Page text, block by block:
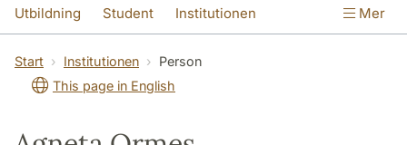
Utbildning Student Institutionen
Forskning Kontakt
Mer
Start Institutionen
Person
This page in English